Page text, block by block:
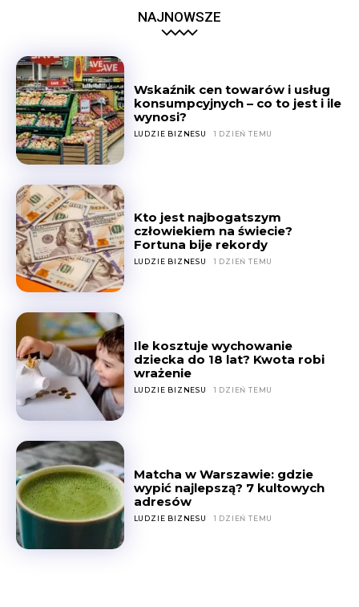
NAJNOWSZE
Wskaźnik cen towarów i usług
konsumpcyjnych – co to jest i ile
wynosi?
LUDZIE BIZNESU 1 DZIEŃ TEMU
Kto jest najbogatszym
człowiekiem na świecie?
Fortuna bije rekordy
LUDZIE BIZNESU 1 DZIEŃ TEMU
Ile kosztuje wychowanie
dziecka do 18 lat? Kwota robi
wrażenie
LUDZIE BIZNESU 1 DZIEŃ TEMU
Matcha w Warszawie: gdzie
wypić najlepszą? 7 kultowych
adresów
LUDZIE BIZNESU 1 DZIEŃ TEMU